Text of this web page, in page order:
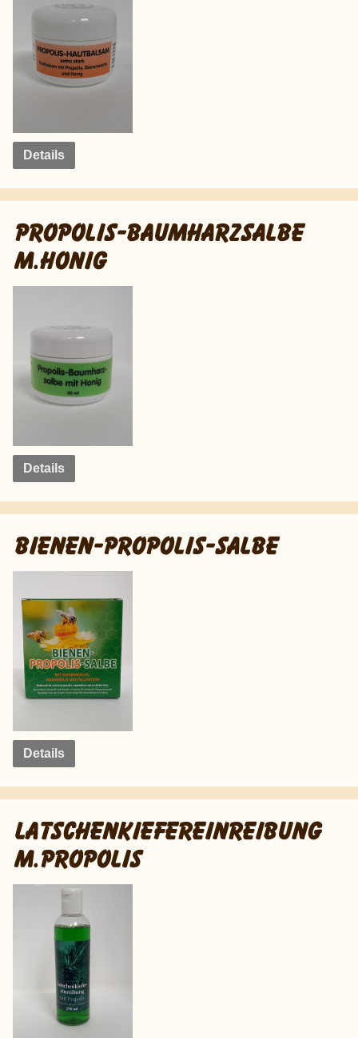
Details
PROPOLIS-BAUMHARZSALBE
M.HONIG
Details
BIENEN-PROPOLIS-SALBE
Details
LATSCHENKIEFEREINREIBUNG
M.PROPOLIS